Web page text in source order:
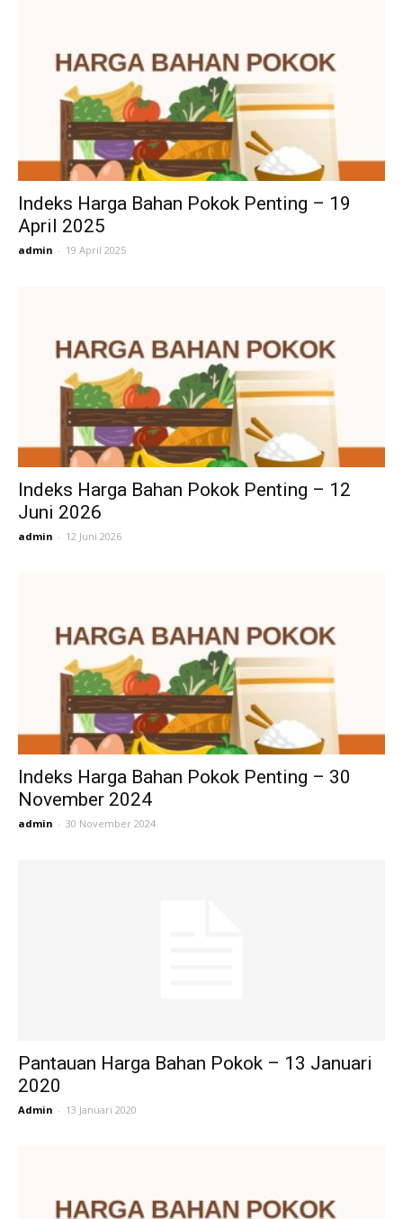
Indeks Harga Bahan Pokok Penting – 19
April 2025
admin - 19 April 2025
Indeks Harga Bahan Pokok Penting – 12
Juni 2026
admin - 12 Juni 2026
Indeks Harga Bahan Pokok Penting – 30
November 2024
admin - 30 November 2024
Pantauan Harga Bahan Pokok – 13 Januari
2020
Admin - 13 Januari 2020